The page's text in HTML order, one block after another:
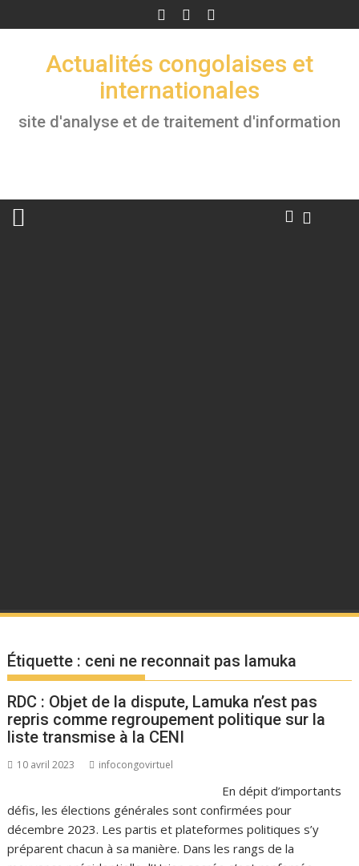
to
Actualités congolaises et
internationales
site d'analyse et de traitement d'information
Étiquette : ceni ne reconnait pas lamuka
RDC : Objet de la dispute, Lamuka n’est pas
repris comme regroupement politique sur la
liste transmise à la CENI
10 avril 2023 infocongovirtuel
En dépit d’importants
défis, les élections générales sont confirmées pour
décembre 2023. Les partis et plateformes politiques s’y
préparent chacun à sa manière. Dans les rangs de la